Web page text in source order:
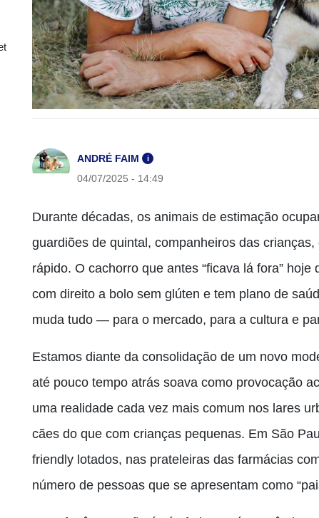
ANDRÉ FAIM i
04/07/2025 - 14:49
Durante décadas, os animais de estimação
guardiões de quintal, companheiros das
rápido. O cachorro que antes “ficava lá fora”
com direito a bolo sem glúten e tem plano de
muda tudo — para o mercado, para a cultura e
Estamos diante da consolidação de um novo
até pouco tempo atrás soava como provocação
uma realidade cada vez mais comum nos lares
cães do que com crianças pequenas. Em São
friendly lotados, nas prateleiras das farmácias
número de pessoas que se apresentam como